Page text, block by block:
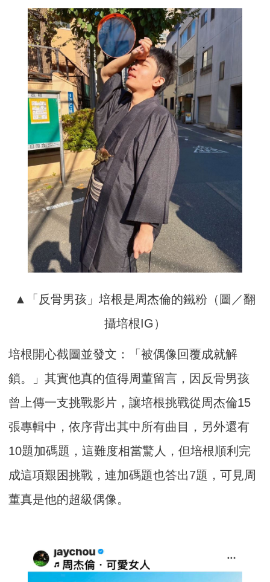
▲「反骨男孩」培根是周杰倫的鐵粉（圖／翻
攝培根IG）
培根開心截圖並發文：「被偶像回覆成就解
鎖。」其實他真的值得周董留言，因反骨男孩
曾上傳一支挑戰影片，讓培根挑戰從周杰倫15
張專輯中，依序背出其中所有曲目，另外還有
10題加碼題，這難度相當驚人，但培根順利完
成這項艱困挑戰，連加碼題也答出7題，可見周
董真是他的超級偶像。